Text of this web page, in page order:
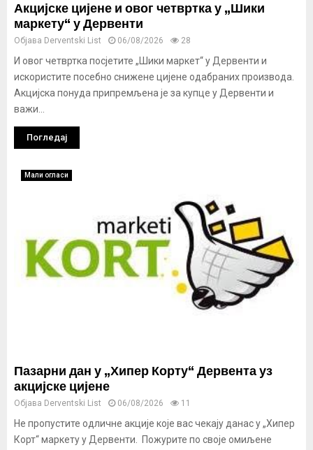
Акцијске цијене и овог четвртка у „Шики
маркету“ у Дервенти
Објава Derventski List 06/08/2026 28
И овог четвртка посјетите „Шики маркет“ у Дервенти и
искористите посебно снижене цијене одабраних производа.
Акцијска понуда припремљена је за купце у Дервенти и
важи...
Погледај
Мали огласи
Пазарни дан у „Хипер Корту“ Дервента уз
акцијске цијене
Објава Derventski List 06/08/2026 11
Не пропустите одличне акције које вас чекају данас у „Хипер
Корт“ маркету у Дервенти. Пожурите по своје омиљене